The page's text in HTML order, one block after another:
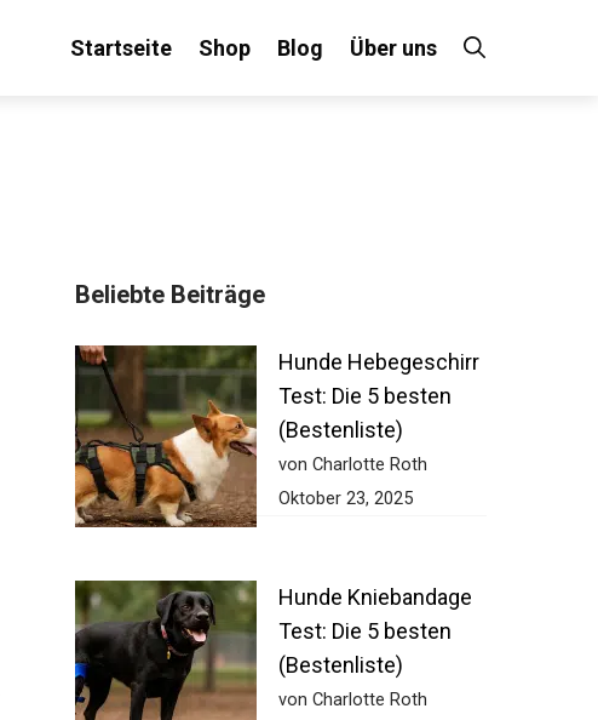
Startseite Shop Blog Über uns
Beliebte Beiträge
Hunde Hebegeschirr
Test: Die 5 besten
(Bestenliste)
von Charlotte Roth
Oktober 23, 2025
Hunde Kniebandage
Test: Die 5 besten
(Bestenliste)
von Charlotte Roth